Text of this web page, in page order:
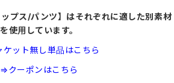
プス/パンツ】はそれぞれに適した別素材
を使用しています。
ット無し単品はこちら
⇒クーポンはこちら